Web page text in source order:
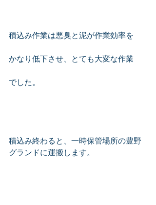
積込み作業は悪臭と泥が作業効率を
かなり低下させ、とても大変な作業
でした。
積込み終わると、一時保管場所の豊野
グランドに運搬します。